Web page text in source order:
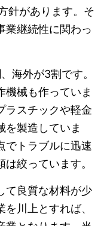
針があります。そ
業継続性に関わっ
海外が3割です。
機械も作っていま
ラスチックや軽金
を製造していま
でトラブルに迅速
絞っています。
て良質な材料が少
川上とすれば、